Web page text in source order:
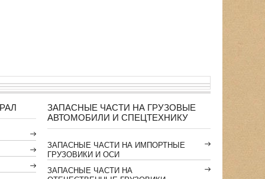
ЗАПАСНЫЕ ЧАСТИ НА ГРУЗОВЫЕ
АВТОМОБИЛИ И СПЕЦТЕХНИКУ
ЗАПАСНЫЕ ЧАСТИ НА ИМПОРТНЫЕ
ГРУЗОВИКИ И ОСИ
ЗАПАСНЫЕ ЧАСТИ НА